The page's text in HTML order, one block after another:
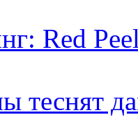
Red
теснят